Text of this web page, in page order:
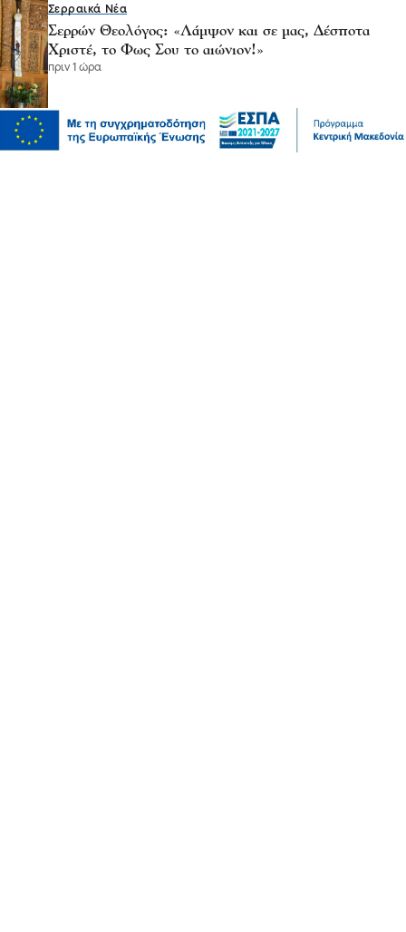
Σερραικά Νέα
Σερρών Θεολόγος: «Λάμψον και σε μας, Δέσποτα
Χριστέ, το Φως Σου το αιώνιον!»
πριν 1 ώρα
Σερραικά Νέα